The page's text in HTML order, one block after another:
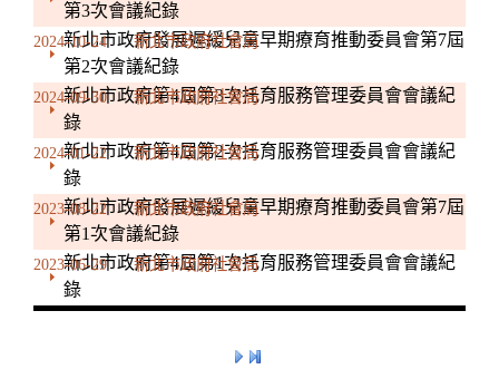
第3次會議紀錄
新北市政府社會局
2024-10-24
新北市政府發展遲緩兒童早期療育推動委員會第7屆
第2次會議紀錄
新北市政府社會局
2024-09-30
新北市政府第4屆第3次托育服務管理委員會會議紀
錄
新北市政府社會局
2024-01-22
新北市政府第4屆第2次托育服務管理委員會會議紀
錄
新北市政府社會局
2023-08-22
新北市政府發展遲緩兒童早期療育推動委員會第7屆
第1次會議紀錄
新北市政府社會局
2023-06-29
新北市政府第4屆第1次托育服務管理委員會會議紀
錄